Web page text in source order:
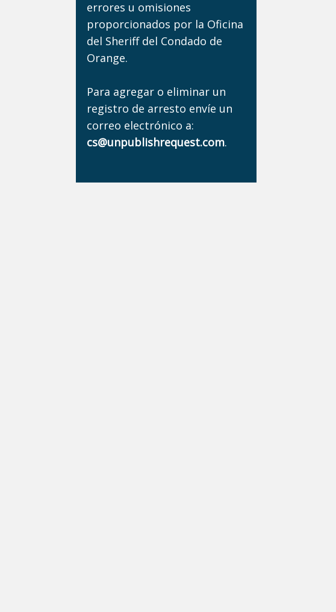
errores u omisiones
proporcionados por la Oficina
del Sheriff del Condado de
Orange.
Para agregar o eliminar un
registro de arresto envíe un
correo electrónico a:
cs@unpublishrequest.com.